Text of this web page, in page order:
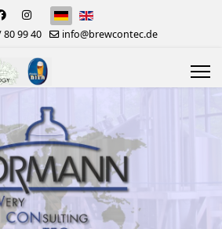
80 99 40 info@brewcontec.de